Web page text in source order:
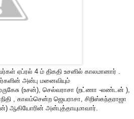
ஏப்ரல் 4 ம் திகதி உசனில் காலமானார் .
அன்பு மனைவியும்
(உசன்), செல்வராசா (றட்ணா -லண்டன் ),
, காலம்சென்ற ஜெயராசா, சிறிஸ்கந்தராஜா
ஆகியோரின் அன்புத்தாயுமாவார்.